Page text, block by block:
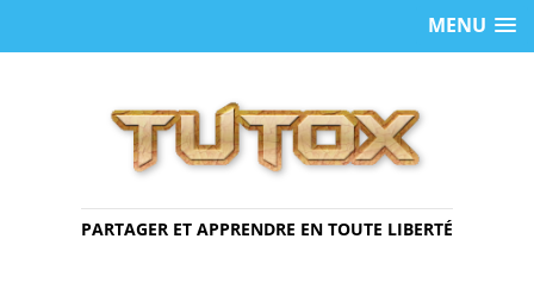
MENU
PARTAGER ET APPRENDRE EN TOUTE LIBERTÉ